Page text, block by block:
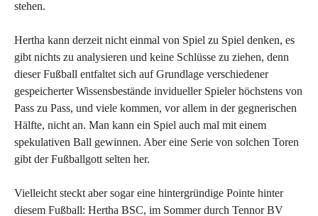
stehen.
Hertha kann derzeit nicht einmal von Spiel zu Spiel denken, es
gibt nichts zu analysieren und keine Schlüsse zu ziehen, denn
dieser Fußball entfaltet sich auf Grundlage verschiedener
gespeicherter Wissensbestände invidueller Spieler höchstens von
Pass zu Pass, und viele kommen, vor allem in der gegnerischen
Hälfte, nicht an. Man kann ein Spiel auch mal mit einem
spekulativen Ball gewinnen. Aber eine Serie von solchen Toren
gibt der Fußballgott selten her.
Vielleicht steckt aber sogar eine hintergründige Pointe hinter
diesem Fußball: Hertha BSC, im Sommer durch Tennor BV